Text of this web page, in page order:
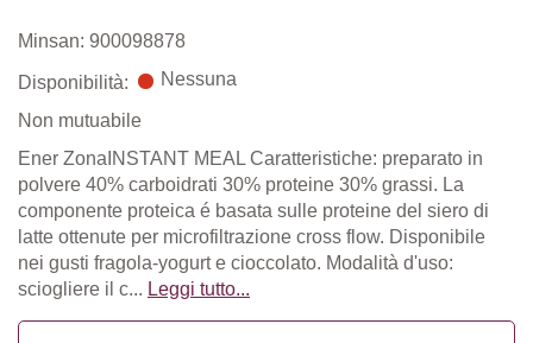
Minsan: 900098878
Disponibilità: Nessuna
Non mutuabile
Ener ZonaINSTANT MEAL Caratteristiche: preparato in
polvere 40% carboidrati 30% proteine 30% grassi. La
componente proteica é basata sulle proteine del siero di
latte ottenute per microfiltrazione cross flow. Disponibile
nei gusti fragola-yogurt e cioccolato. Modalità d'uso:
sciogliere il c... Leggi tutto...